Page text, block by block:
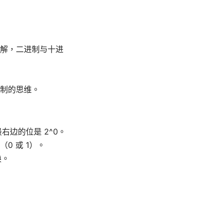
，二进制与十进
的思维。
边的位是 2^0。
0 或 1）。